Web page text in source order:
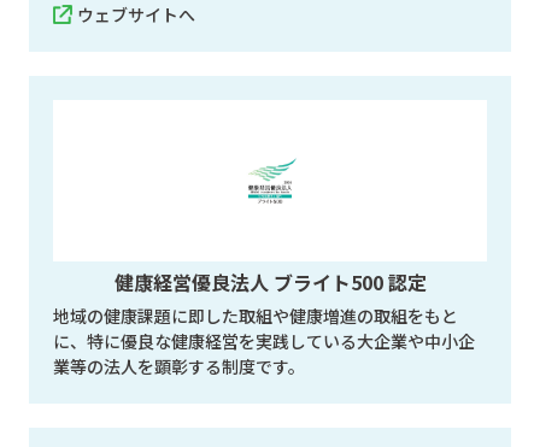
ウェブサイトへ
健康経営優良法人 ブライト500 認定
地域の健康課題に即した取組や健康増進の取組をもと
に、特に優良な健康経営を実践している大企業や中小企
業等の法人を顕彰する制度です。